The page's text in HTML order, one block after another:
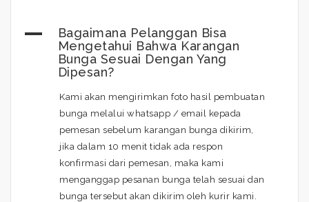
A
Bagaimana Pelanggan Bisa
Mengetahui Bahwa Karangan
Bunga Sesuai Dengan Yang
Dipesan?
Kami akan mengirimkan foto hasil pembuatan
bunga melalui whatsapp / email kepada
pemesan sebelum karangan bunga dikirim,
jika dalam 10 menit tidak ada respon
konfirmasi dari pemesan, maka kami
menganggap pesanan bunga telah sesuai dan
bunga tersebut akan dikirim oleh kurir kami.